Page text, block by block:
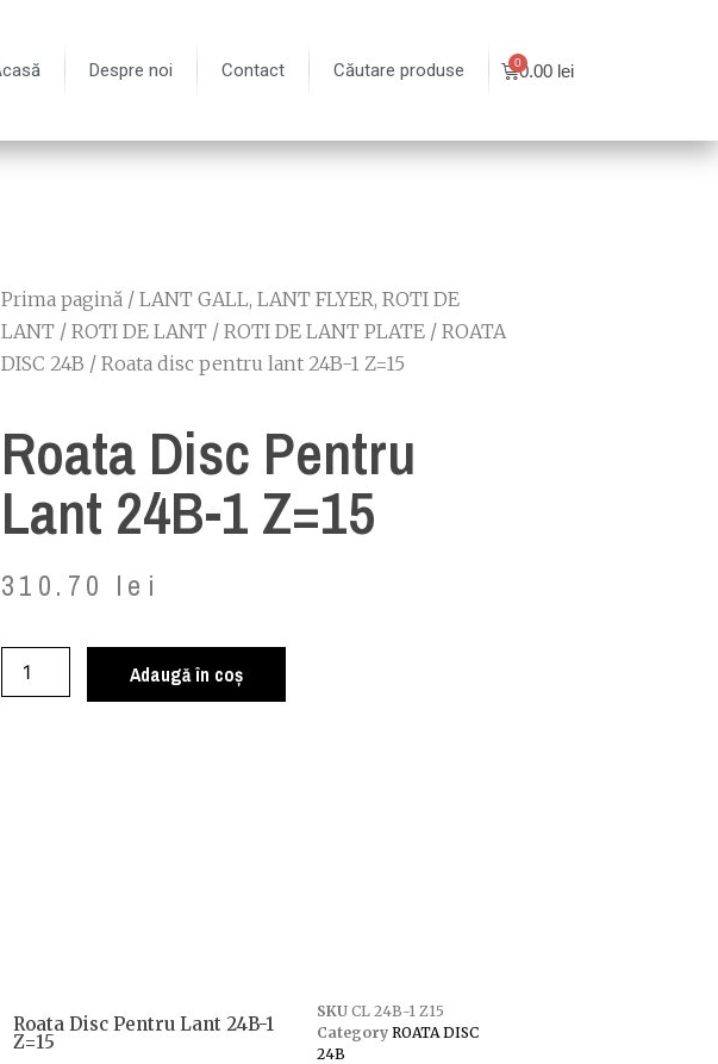
Despre noi Contact Căutare produse 0.00 lei
Prima pagină / LANT GALL, LANT FLYER, ROTI DE
LANT / ROTI DE LANT / ROTI DE LANT PLATE / ROATA
DISC 24B / Roata disc pentru lant 24B-1 Z=15
Roata Disc Pentru
Lant 24B-1 Z=15
310.70 lei
Adaugă în coș
Roata Disc Pentru Lant 24B-1
Z=15
SKU CL 24B-1 Z15
Category ROATA DISC
24B